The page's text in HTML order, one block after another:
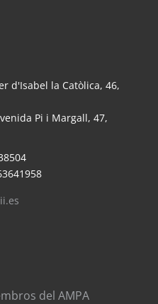
d'Isabel la Catòlica, 46,
Pi i Margall, 47,
del AMPA